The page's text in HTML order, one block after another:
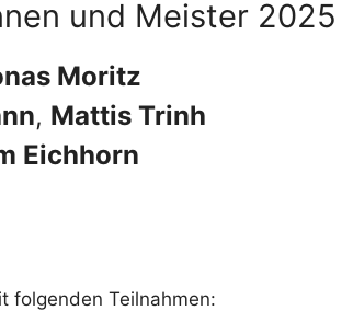
und Meister 2025
Moritz
, Mattis Trinh
Eichhorn
folgenden Teilnahmen: